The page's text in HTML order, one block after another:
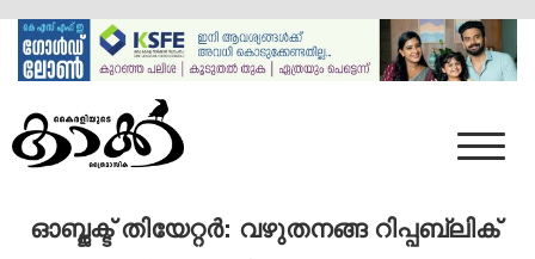
content
ഓബ്ജക്ട് തിയേറ്റർ: വഴുതനങ്ങ റിപ്പബ്ലിക്